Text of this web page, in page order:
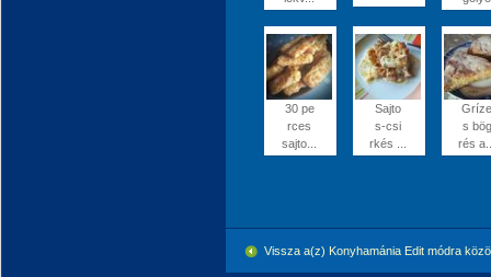
30 pe
rces
sajto...
Sajto
s-csi
rkés ...
Gríze
s bög
rés
Vissza a(z) Konyhamánia Edit módra